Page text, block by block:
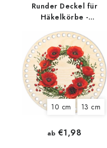
Runder Deckel für
Häkelkörbe -
10 cm 13 cm
ab €1,98